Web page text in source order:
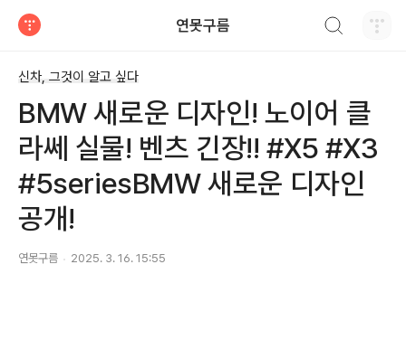
연못구름
신차, 그것이 알고 싶다
BMW 새로운 디자인! 노이어 클
라쎄 실물! 벤츠 긴장!! #X5 #X3
#5seriesBMW 새로운 디자인
공개!
연못구름 2025. 3. 16. 15:55